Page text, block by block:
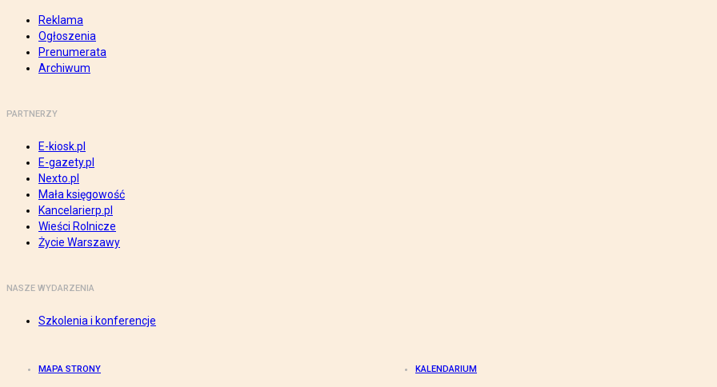
Reklama
Ogłoszenia
Prenumerata
Archiwum
PARTNERZY
E-kiosk.pl
E-gazety.pl
Nexto.pl
Mała księgowość
Kancelarierp.pl
Wieści Rolnicze
Życie Warszawy
NASZE WYDARZENIA
Szkolenia i konferencje
MAPA STRONY KALENDARIUM